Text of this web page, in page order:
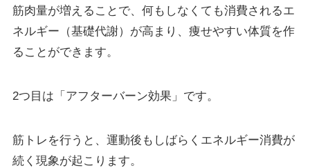
筋肉量が増えることで、何もしなくても消費されるエ
ネルギー（基礎代謝）が高まり、痩せやすい体質を作
ることができます。
2つ目は「アフターバーン効果」です。
筋トレを行うと、運動後もしばらくエネルギー消費が
続く現象が起こります。